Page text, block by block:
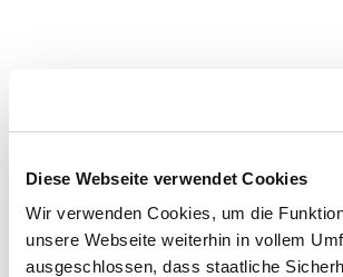
Diese Webseite verwendet Cookies
Wir verwenden Cookies, um die
unsere Webseite weiterhin in vollem
ausgeschlossen, dass staatliche